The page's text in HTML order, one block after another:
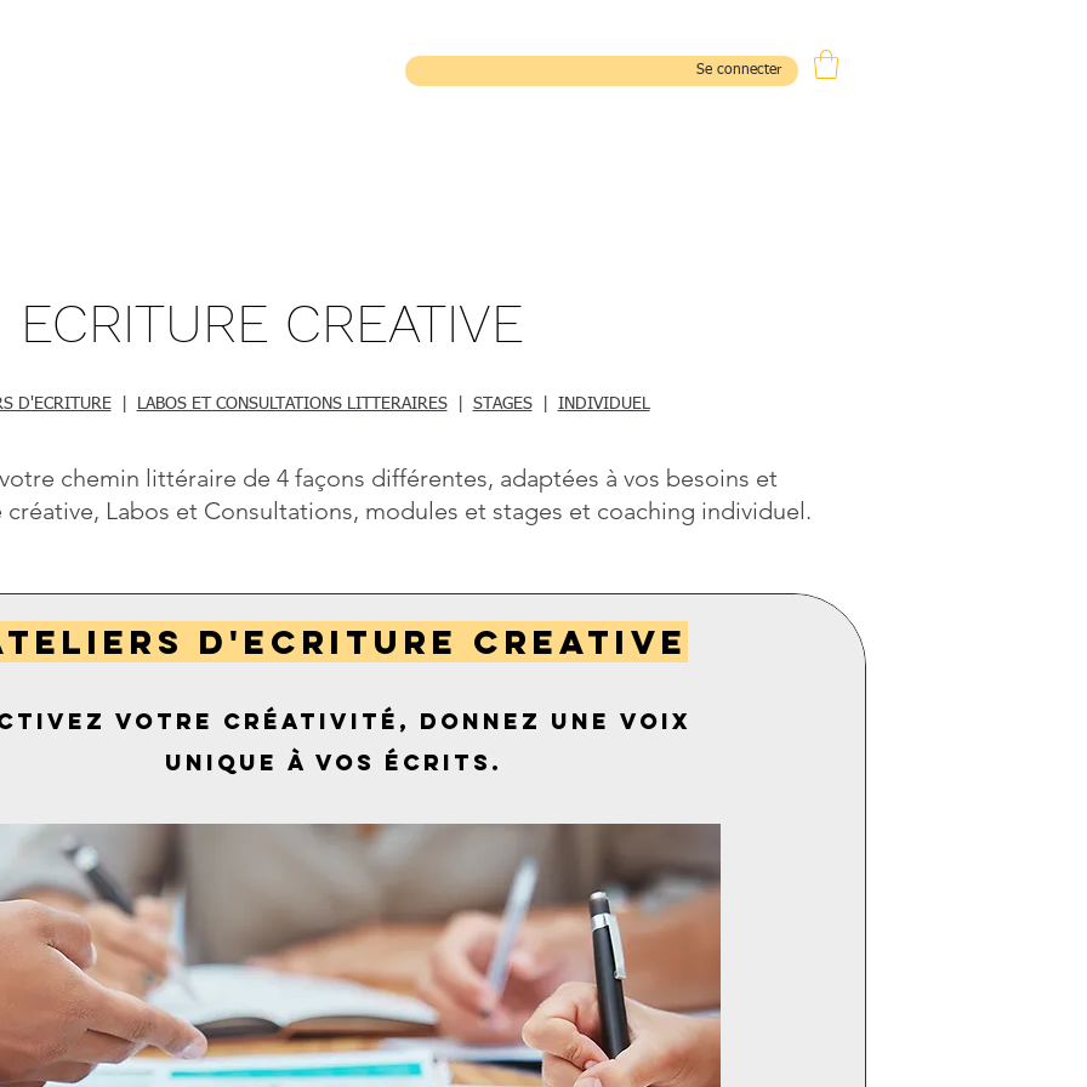
Se connecter
ECRITURE CREATIVE
D'ECRITURE| LABOS ET CONSULTATIONS LITTERAIRES| STAGES| INDIVIDUEL
chemin littéraire de 4 façons différentes, adaptées à vos besoins et
Labos et Consultations, modules et stages et coaching individuel.
D'ECRITURE CREATIVE
votre créativité, donnez une voix
unique à vos écrits.